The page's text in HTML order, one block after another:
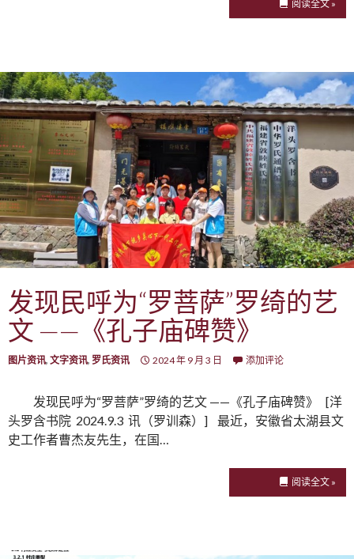
阅读全文 »
发现民呼为“罗菩萨”罗绮的艺
文 ——《孔子庙碑赞》
图片资讯, 文字资讯, 罗氏资讯 2024 年 9 月 3 日 添加评论
发现民呼为“罗菩萨”罗绮的艺文 ——《孔子庙碑赞》 [洋
头罗含书院 2024.9.3 讯（罗训森）] 最近，安徽省太湖县文
史工作者曹杰友先生，在国…
阅读全文 »